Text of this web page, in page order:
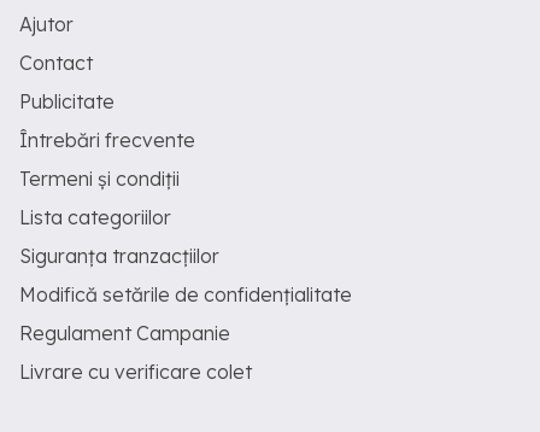
Ajutor
Contact
Publicitate
Întrebări frecvente
Termeni și condiții
Lista categoriilor
Siguranța tranzacțiilor
Modifică setările de confidențialitate
Regulament Campanie
Livrare cu verificare colet